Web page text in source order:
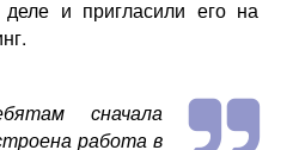
и пригласили его на
сначала
работа в